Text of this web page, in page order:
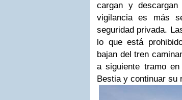
cargan y
vigilancia es más
seguridad privada.
lo que está
bajan del tren
a siguiente tramo
Bestia y continuar su